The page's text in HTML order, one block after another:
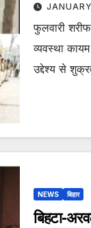
फुलवारी
व्यवस्था
उद्देश्य से
NEWS बिहार
बिहटा-